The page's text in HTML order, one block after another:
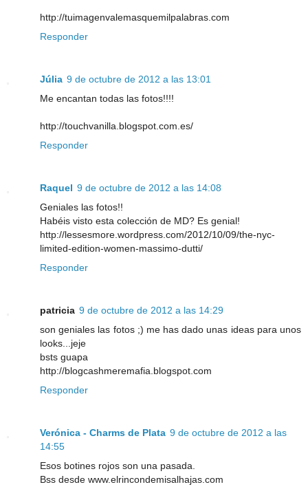
http://tuimagenvalemasquemilpalabras.com
Responder
Júlia 9 de octubre de 2012 a las 13:01
Me encantan todas las fotos!!!!
http://touchvanilla.blogspot.com.es/
Responder
Raquel 9 de octubre de 2012 a las 14:08
Geniales las fotos!!
Habéis visto esta colección de MD? Es genial!
http://lessesmore.wordpress.com/2012/10/09/the-nyc-
limited-edition-women-massimo-dutti/
Responder
patricia 9 de octubre de 2012 a las 14:29
son geniales las fotos ;) me has dado unas ideas para unos
looks...jeje
bsts guapa
http://blogcashmeremafia.blogspot.com
Responder
Verónica - Charms de Plata 9 de octubre de 2012 a las
14:55
Esos botines rojos son una pasada.
Bss desde www.elrincondemisalhajas.com